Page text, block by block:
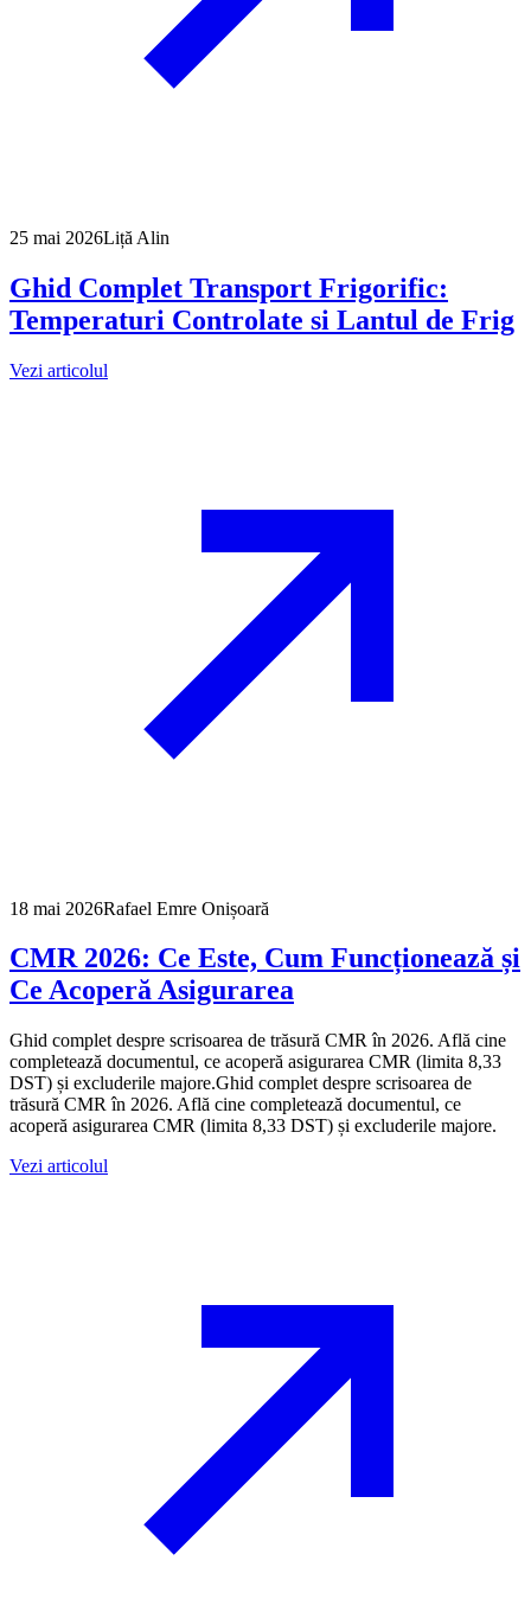
25 mai 2026Liță Alin
Ghid Complet Transport Frigorific:
Temperaturi Controlate si Lantul de Frig
Vezi articolul
18 mai 2026Rafael Emre Onișoară
CMR 2026: Ce Este, Cum Funcționează și
Ce Acoperă Asigurarea
Ghid complet despre scrisoarea de trăsură CMR în 2026. Află cine
completează documentul, ce acoperă asigurarea CMR (limita 8,33
DST) și excluderile majore.Ghid complet despre scrisoarea de
trăsură CMR în 2026. Află cine completează documentul, ce
acoperă asigurarea CMR (limita 8,33 DST) și excluderile majore.
Vezi articolul